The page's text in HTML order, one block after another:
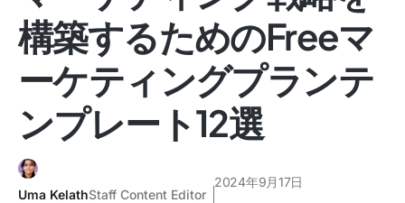
構築するためのFreeマ
ーケティングプランテ
ンプレート12選
Uma KelathStaff Content Editor
2024年9月17日